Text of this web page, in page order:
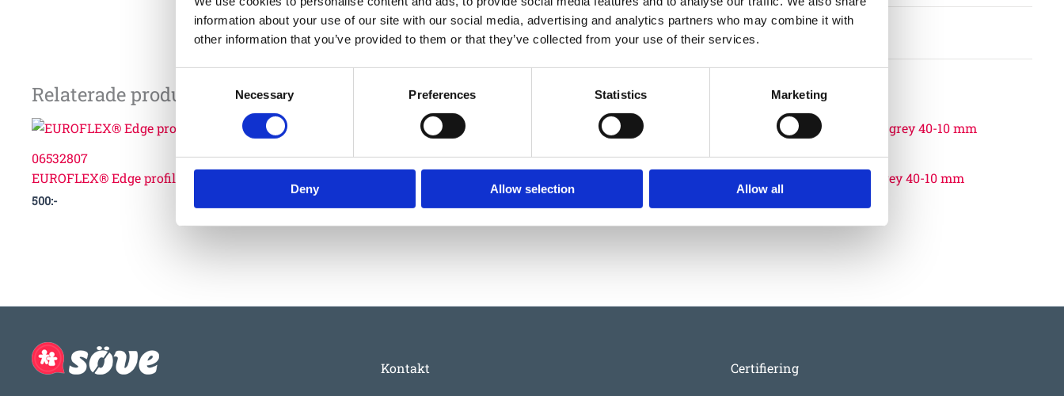
information about your use of our site with our social media, advertising and analytics partners who may combine it with
other information that you’ve provided to them or that they’ve collected from your use of their services.
Necessary Preferences Statistics Marketing
Deny Allow selection Allow all
Garantivillkor
Relaterade produkter
06532807
EUROFLEX® Edge profile green 40-10 mm
500:-
06532819
06532818
EUROFLEX® Edge profile grey 40-10 mm
Kontakt Certifiering